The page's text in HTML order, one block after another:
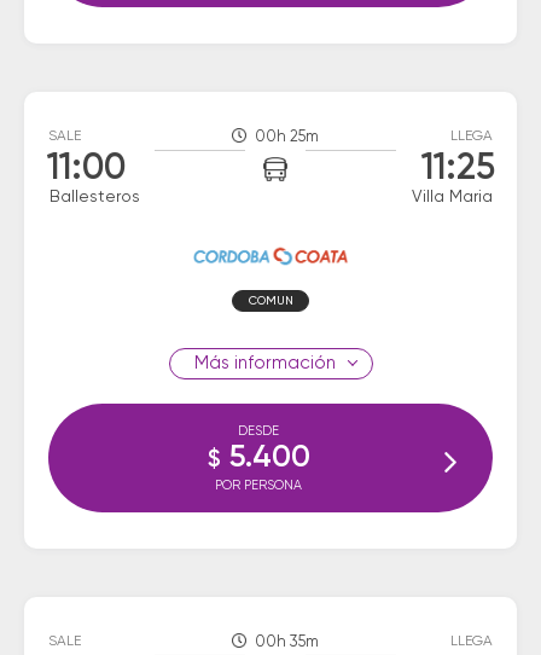
SALE
11:00
Ballesteros
00h 25m LLEGA
11:25
Villa Maria
COMUN
información
DESDE
$ 5.400
POR PERSONA
SALE 00h 35m LLEGA